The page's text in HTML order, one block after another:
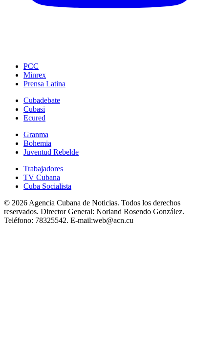
PCC
Minrex
Prensa Latina
Cubadebate
Cubasi
Ecured
Granma
Bohemia
Juventud Rebelde
Trabajadores
TV Cubana
Cuba Socialista
© 2026 Agencia Cubana de Noticias. Todos los derechos
reservados. Director General: Norland Rosendo González.
Teléfono: 78325542. E-mail:web@acn.cu